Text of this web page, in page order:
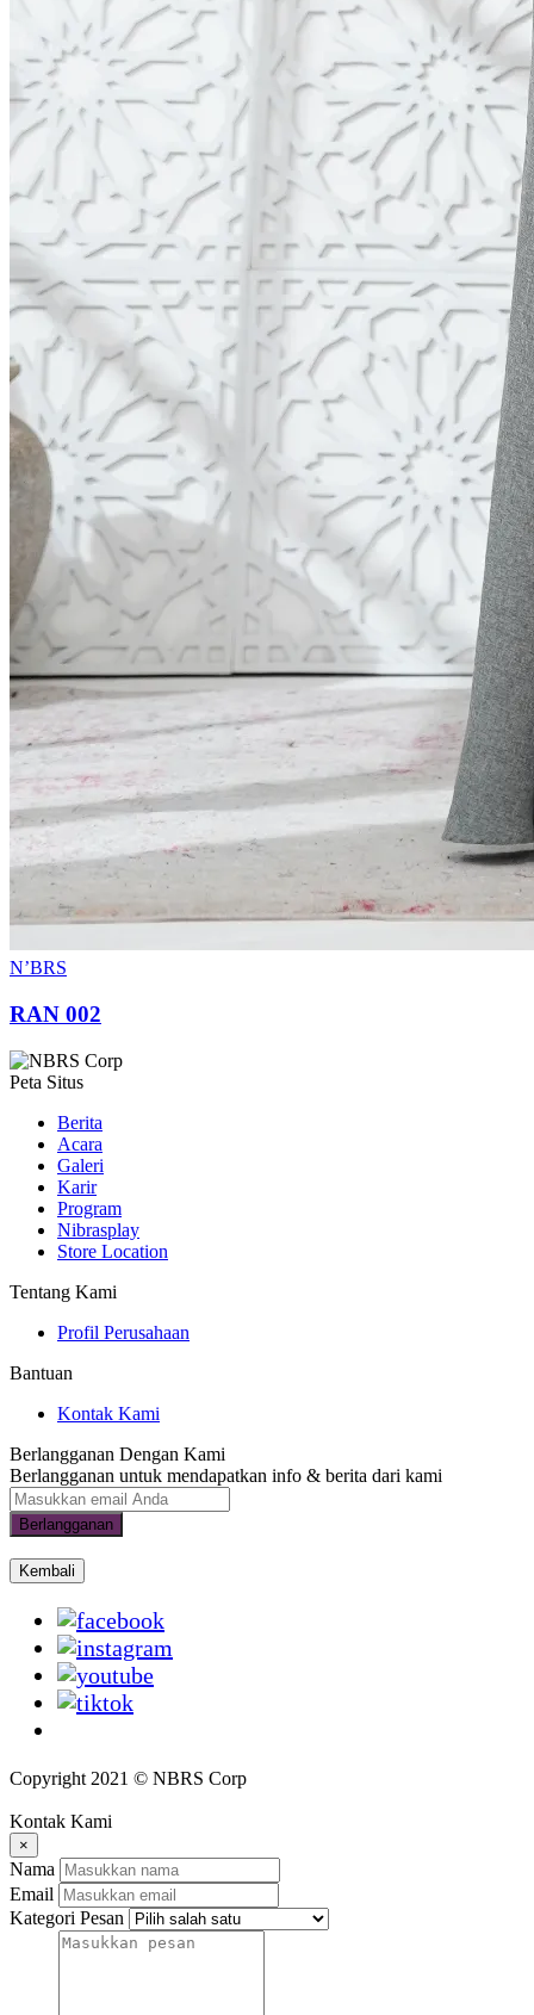
N’BRS
RAN 002
Peta Situs
Berita
Acara
Galeri
Karir
Program
Nibrasplay
Store Location
Tentang Kami
Profil Perusahaan
Bantuan
Kontak Kami
Berlangganan Dengan Kami
Berlangganan untuk mendapatkan info & berita dari kami
Berlangganan
Kembali
Copyright 2021 © NBRS Corp
Kontak Kami
×
Nama
Email
Kategori Pesan